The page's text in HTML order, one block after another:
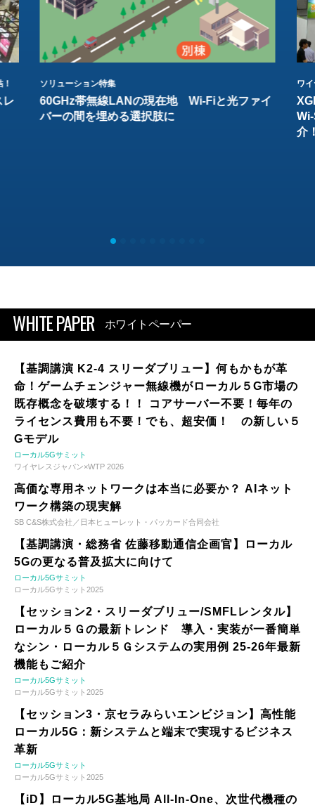
レ
ソリューション特集
60GHz帯無線LANの現在地 Wi-Fiと光ファイ
バーの間を埋める選択肢に
ワ
介
WHITE PAPER ホワイトペーパー
【基調講演 K2-4 スリーダブリュー】何もかもが革
命！ゲームチェンジャー無線機がローカル５G市場の
既存概念を破壊する！！ コアサーバー不要！毎年の
ライセンス費用も不要！でも、超安価！ の新しい５
Gモデル
ローカル5Gサミット
ワイヤレスジャパン×WTP 2026
高価な専用ネットワークは本当に必要か？ AIネット
ワーク構築の現実解
SB C&S株式会社／日本ヒューレット・パッカード合同会社
【基調講演・総務省 佐藤移動通信企画官】ローカル
5Gの更なる普及拡大に向けて
ローカル5Gサミット
ローカル5Gサミット2025
【セッション2・スリーダブリュー/SMFLレンタル】
ローカル５Ｇの最新トレンド 導入・実装が一番簡単
なシン・ローカル５Ｇシステムの実用例 25-26年最新
機能もご紹介
ローカル5Gサミット
ローカル5Gサミット2025
【セッション3・京セラみらいエンビジョン】高性能
ローカル5G：新システムと端末で実現するビジネス
革新
ローカル5Gサミット
ローカル5Gサミット2025
【iD】ローカル5G基地局 All-In-One、次世代機種の